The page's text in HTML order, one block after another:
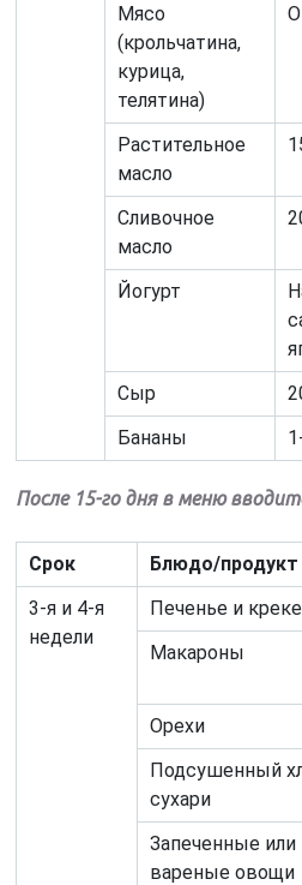
Мясо
(крольчатина,
курица,
телятина)
Растительное
масло
Сливочное
масло
Йогурт
Сыр
Бананы
После 15-го дня в меню
Срок Блюдо/продукт
3-я и 4-я
недели
Печенье и
Макароны
Орехи
Подсушенный
сухари
Запеченные или
вареные овощи